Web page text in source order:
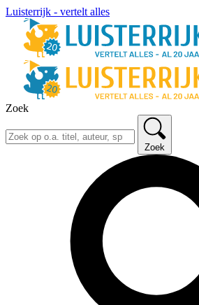
Luisterrijk - vertelt alles
Zoek
Zoek